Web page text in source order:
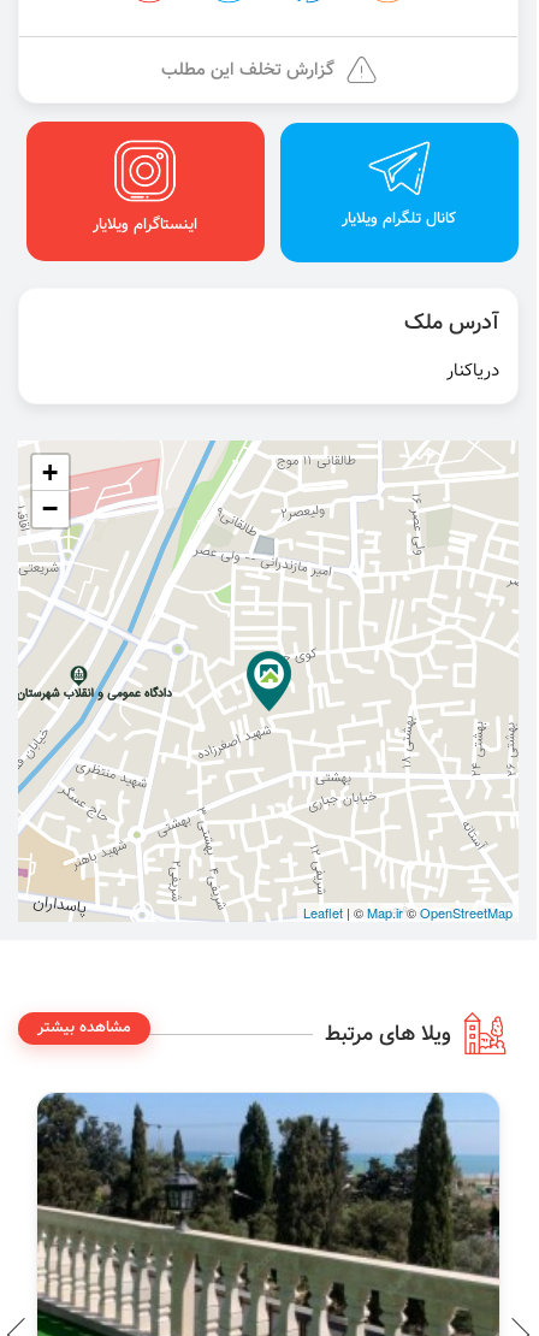
گزارش تخلف این مطلب
کانال تلگرام ویلایار اینستاگرام ویلایار
آدرس ملک
دریاکنار
+
−
Leaflet | ©Map.ir©OpenStreetMap
ویلا های مرتبط مشاهده بیشتر